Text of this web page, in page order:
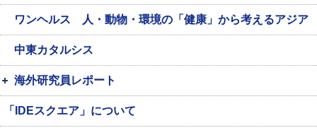
ワンヘルス 人・動物・環境の「健康」から考えるアジア
中東カタルシス
海外研究員レポート
「IDEスクエア」について